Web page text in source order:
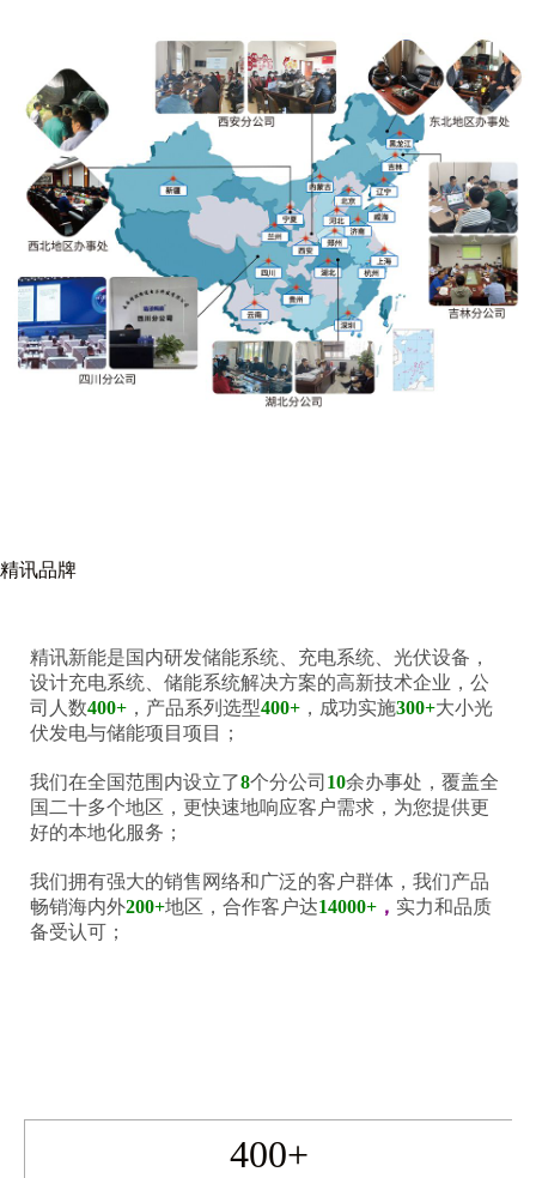
精讯品牌
精讯新能是国内研发储能系统、充电系统、光伏设备，
设计充电系统、储能系统解决方案的高新技术企业，公
司人数400+ ，产品系列选型400+ ，成功实施300+大小光
伏发电与储能项目项目；
我们在全国范围内设立了8个分公司 10余办事处，覆盖全
国二十多个地区，更快速地响应客户需求，为您提供更
好的本地化服务；
我们拥有强大的销售网络和广泛的客户群体， 我们产品
畅销海内外200+地区，合作客户达14000+ ， 实力和品质
备受认可；
400+